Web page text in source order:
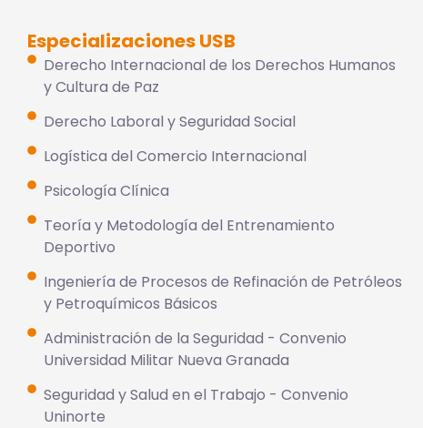
Especializaciones USB
Derecho Internacional de los Derechos Humanos
y Cultura de Paz
Derecho Laboral y Seguridad Social
Logística del Comercio Internacional
Psicología Clínica
Teoría y Metodología del Entrenamiento
Deportivo
Ingeniería de Procesos de Refinación de Petróleos
y Petroquímicos Básicos
Administración de la Seguridad - Convenio
Universidad Militar Nueva Granada
Seguridad y Salud en el Trabajo - Convenio
Uninorte